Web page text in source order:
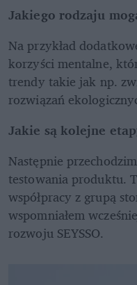
Jakiego rodzaju
Na przykład
korzyści mentalne,
trendy takie jak np.
rozwiązań
Jakie są kolejne
Następnie
testowania produktu.
współpracy z grupą
wspomniałem
rozwoju SEYSSO.